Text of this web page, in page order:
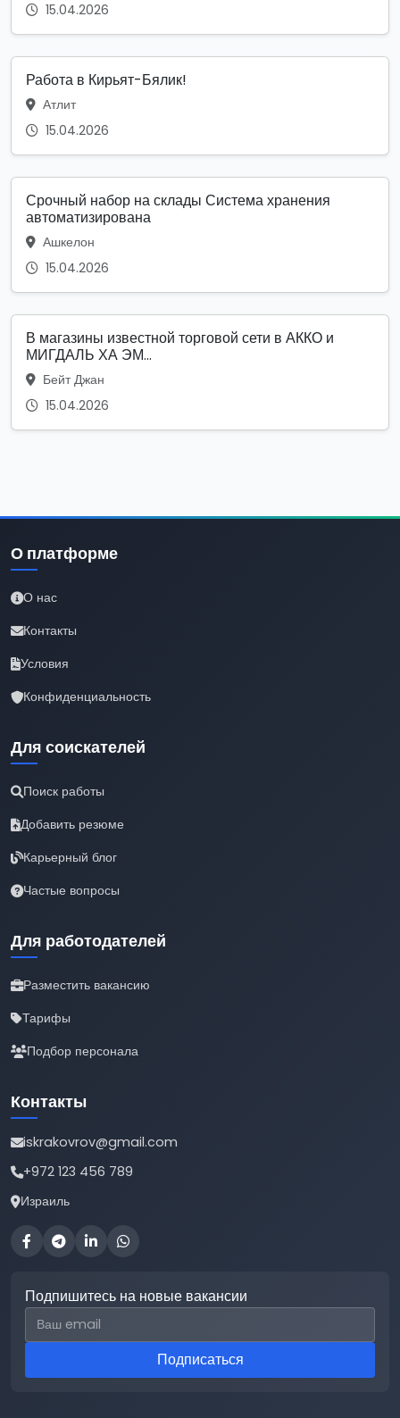
15.04.2026
Работа в Кирьят-Бялик!
Атлит
15.04.2026
Срочный набор на склады Система хранения
автоматизирована
Ашкелон
15.04.2026
В магазины известной торговой сети в АККО и
МИГДАЛЬ ХА ЭМ...
Бейт Джан
15.04.2026
О платформе
О нас
Контакты
Условия
Конфиденциальность
Для соискателей
Поиск работы
Добавить резюме
Карьерный блог
Частые вопросы
Для работодателей
Разместить вакансию
Тарифы
Подбор персонала
Контакты
iskrakovrov@gmail.com
+972 123 456 789
Израиль
Подпишитесь на новые вакансии
Email для подписки
Подписаться